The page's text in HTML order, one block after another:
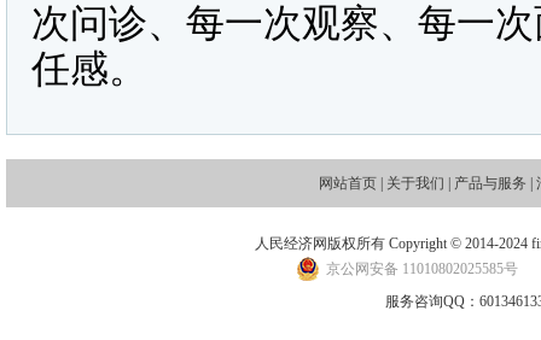
次问诊、每一次观察、每一
任感。
网站首页 关于我们 产品与服务
人民经济网版权所有 Copyright © 2014-2024
京公网安备 11010802025585号
服务咨询QQ：